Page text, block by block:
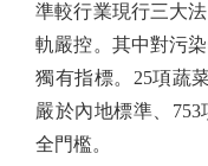
準較行業現行三大
軌嚴控。其中對污
獨有指標。25項蔬
嚴於內地標準、
全門檻。